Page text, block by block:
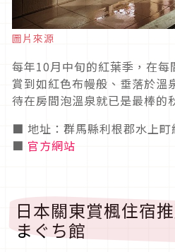
圖片來源
每年10月中旬的紅葉季，在
賞到如紅色布幔般、垂落於溫
待在房間泡溫泉就已是最棒的
■ 地址：群馬縣利根郡水上町
■ 官方網站
日本關東賞楓住宿
まぐち館